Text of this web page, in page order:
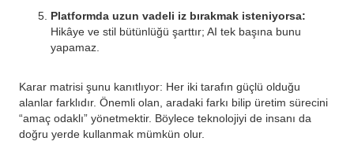
Platformda uzun vadeli iz bırakmak isteniyorsa:
Hikâye ve stil bütünlüğü şarttır; AI tek başına bunu
yapamaz.
Karar matrisi şunu kanıtlıyor: Her iki tarafın güçlü olduğu
alanlar farklıdır. Önemli olan, aradaki farkı bilip üretim sürecini
“amaç odaklı” yönetmektir. Böylece teknolojiyi de insanı da
doğru yerde kullanmak mümkün olur.